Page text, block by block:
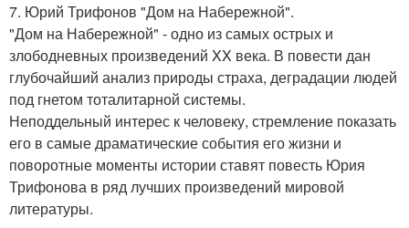
7. Юрий Трифонов "Дом на Набережной".
"Дом на Набережной" - одно из самых острых и
злободневных произведений XX века. В повести дан
глубочайший анализ природы страха, деградации людей
под гнетом тоталитарной системы.
Неподдельный интерес к человеку, стремление показать
его в самые драматические события его жизни и
поворотные моменты истории ставят повесть Юрия
Трифонова в ряд лучших произведений мировой
литературы.